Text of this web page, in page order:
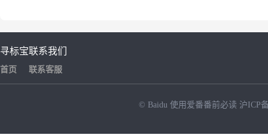
寻标宝
首页
联系我们
联系客服
© Baidu 使用爱番番前必读 沪ICP